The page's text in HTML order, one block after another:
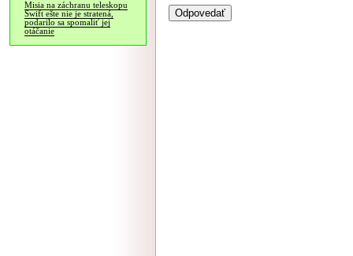
Misia na záchranu teleskopu
Swift ešte nie je stratená,
podarilo sa spomaliť jej
otáčanie